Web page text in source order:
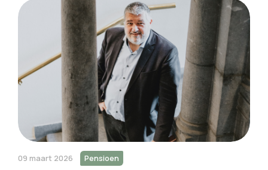
09 maart 2026 Pensioen